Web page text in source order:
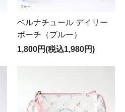
ベルナチュール デイリー
ポーチ（ブルー）
1,800円(税込1,980円)